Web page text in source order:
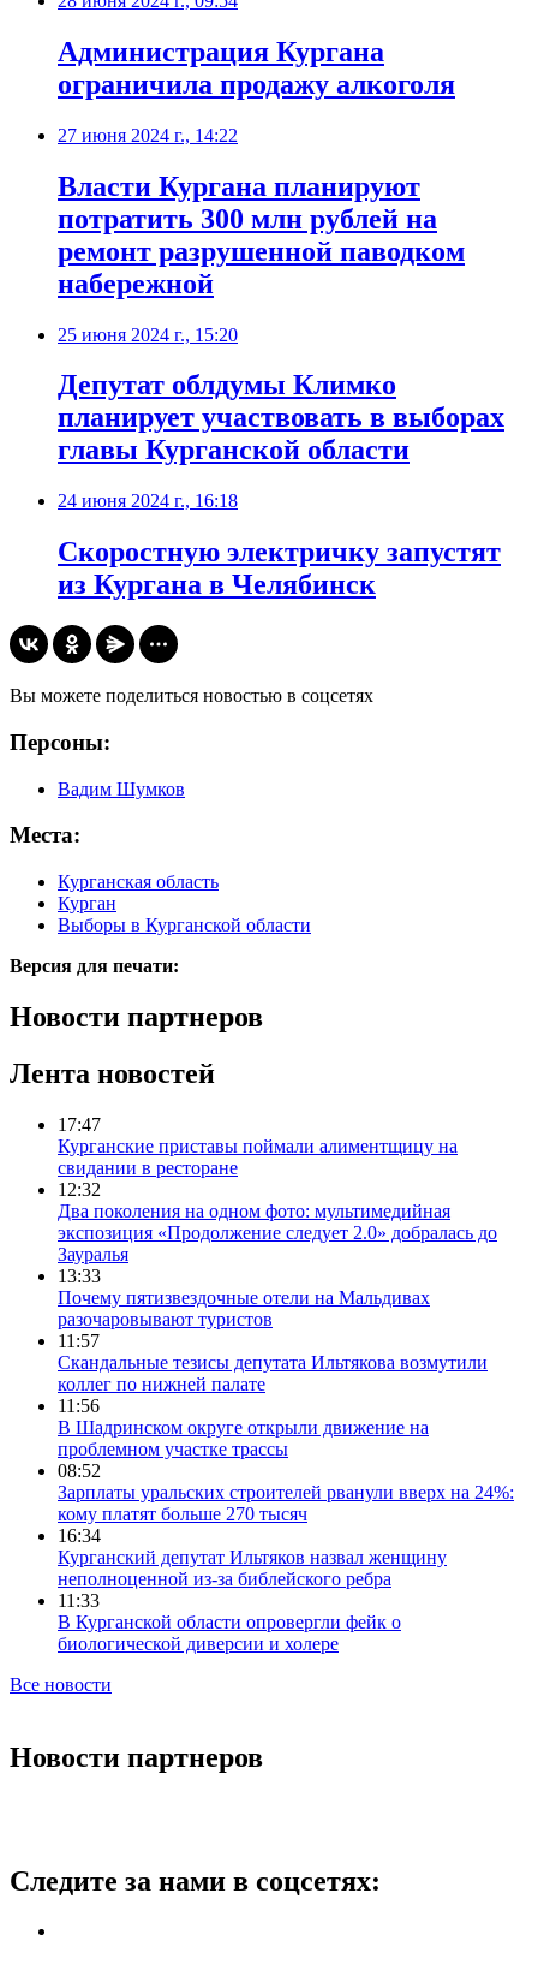
Администрация Кургана
ограничила продажу алкоголя
27 июня 2024 г., 14:22
Власти Кургана планируют
потратить 300 млн рублей на
ремонт разрушенной паводком
набережной
25 июня 2024 г., 15:20
Депутат облдумы Климко
планирует участвовать в выборах
главы Курганской области
24 июня 2024 г., 16:18
​Скоростную электричку запустят
из Кургана в Челябинск
Вы можете поделиться новостью в соцсетях
Персоны:
Вадим Шумков
Места:
Курганская область
Курган
Выборы в Курганской области
Версия для печати:
Новости партнеров
Лента новостей
17:47
Курганские приставы поймали алиментщицу на
свидании в ресторане
12:32
Два поколения на одном фото: мультимедийная
экспозиция «Продолжение следует 2.0» добралась до
Зауралья
13:33
Почему пятизвездочные отели на Мальдивах
разочаровывают туристов
11:57
Скандальные тезисы депутата Ильтякова возмутили
коллег по нижней палате
11:56
В Шадринском округе открыли движение на
проблемном участке трассы
08:52
Зарплаты уральских строителей рванули вверх на 24%:
кому платят больше 270 тысяч
16:34
Курганский депутат Ильтяков назвал женщину
неполноценной из-за библейского ребра
11:33
В Курганской области опровергли фейк о
биологической диверсии и холере
Все новости
Новости партнеров
Следите за нами в соцсетях: